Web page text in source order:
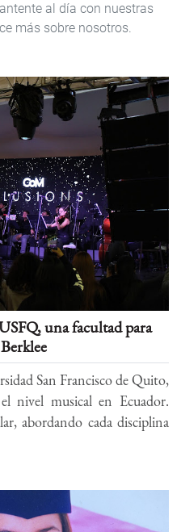
al día con nuestras
más sobre nosotros.
una facultad para
San Francisco de Quito,
nivel musical en Ecuador.
abordando cada disciplina